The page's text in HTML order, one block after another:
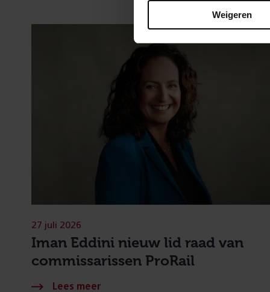
Weigeren
Iman Eddini nieuw lid raad van
commissarissen ProRail
27 juli 2026